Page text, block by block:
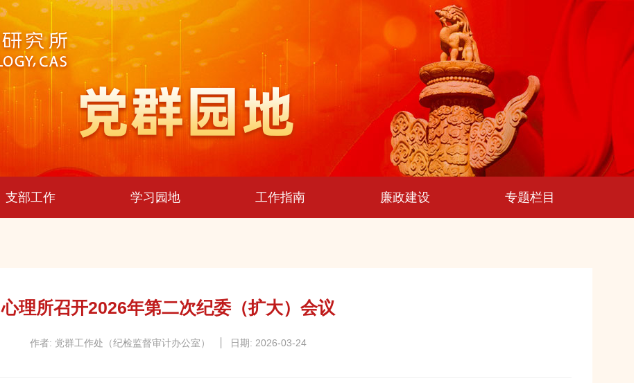
支部工作 学习园地 工作指南 廉政建设 专题栏目
心理所召开2026年第二次纪委（扩大）会议
作者: 党群工作处（纪检监督审计办公室） 日期: 2026-03-24